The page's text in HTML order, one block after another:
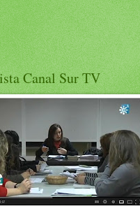
Canal Sur TV